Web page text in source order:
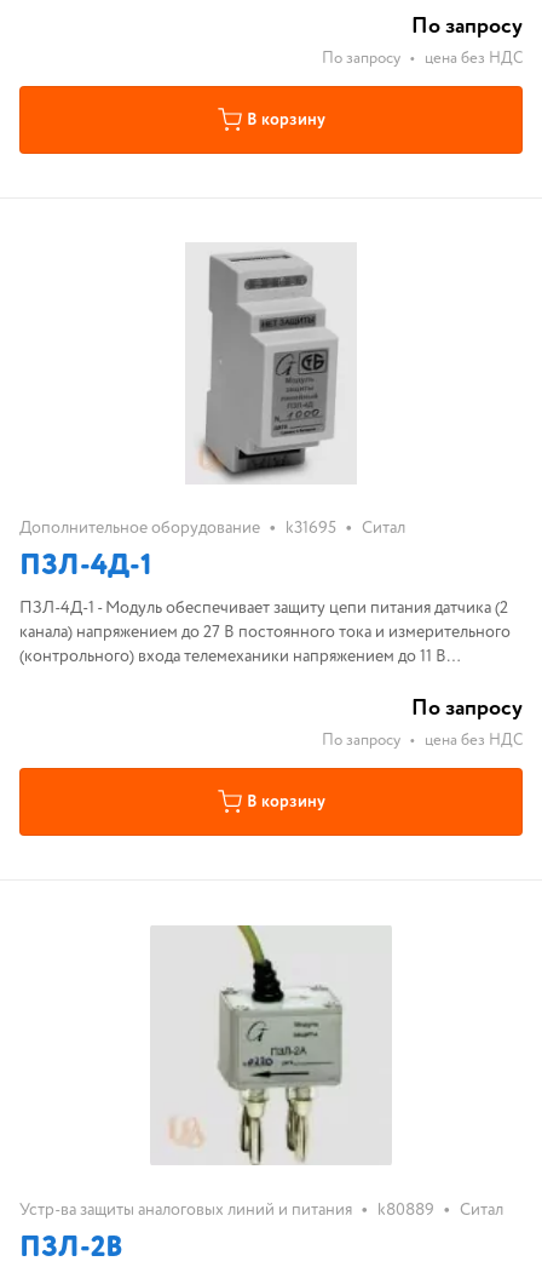
По запросу
По запросу • цена без НДС
В корзину
Дополнительное оборудование • k31695 • Ситал
ПЗЛ-4Д-1
ПЗЛ-4Д-1 - Модуль обеспечивает защиту цепи питания датчика (2
канала) напряжением до 27 В постоянного тока и измерительного
(контрольного) входа телемеханики напряжением до 11 В
По запросу
По запросу • цена без НДС
В корзину
Устр-ва защиты аналоговых линий и питания • k80889 • Ситал
ПЗЛ-2В